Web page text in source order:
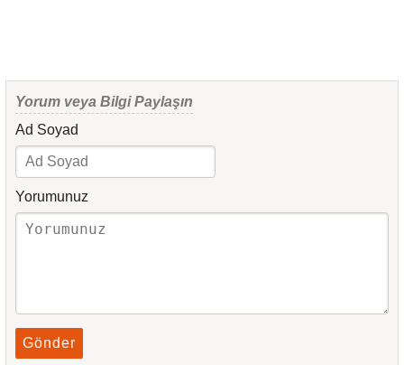
Yorum veya Bilgi Paylaşın
Ad Soyad
Yorumunuz
Gönder